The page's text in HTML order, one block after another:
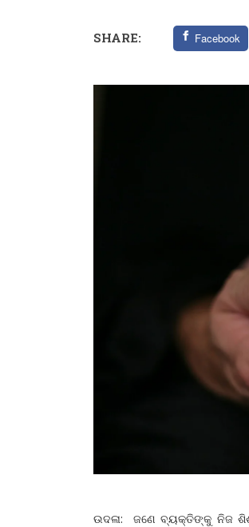
SHARE: Facebook
ଉଦଳା: ଜଣେ ବ୍ୟକ୍ତିଙ୍କୁ ନିଜ ଶିଶୁ